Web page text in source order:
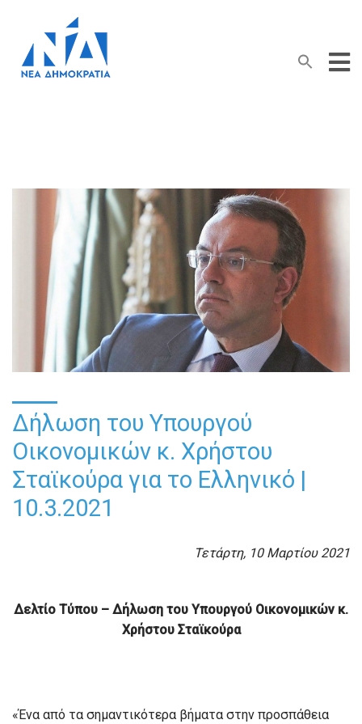
Search
for:
Search Button
Δήλωση του Υπουργού
Οικονομικών κ. Χρήστου
Σταϊκούρα για το Ελληνικό |
10.3.2021
Τετάρτη, 10 Μαρτίου 2021
Δελτίο Τύπου – Δήλωση του Υπουργού Οικονομικών κ.
Χρήστου Σταϊκούρα
«Ένα από τα σημαντικότερα βήματα στην προσπάθεια